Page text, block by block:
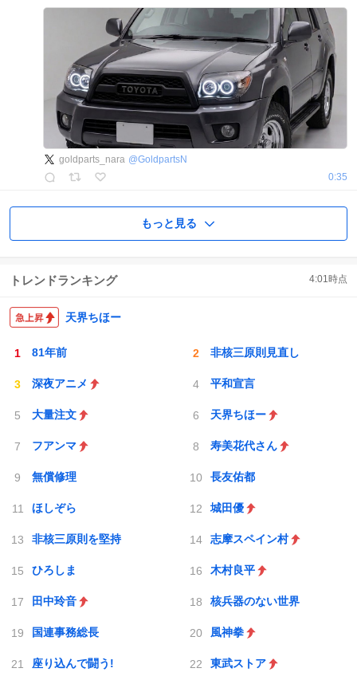
goldparts_nara @GoldpartsN
0:35
もっと見る
トレンドランキング 4:01時点
天界ちほー
81年前 非核三原則見直し
深夜アニメ 平和宣言
大量注文 天界ちほー
フアンマ 寿美花代さん
無償修理 長友佑都
ほしぞら 城田優
非核三原則を堅持 志摩スペイン村
ひろしま 木村良平
田中玲音 核兵器のない世界
国連事務総長 風神拳
座り込んで闘う! 東武ストア